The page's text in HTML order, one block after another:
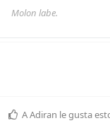
Molon labe.
AAdiran le gusta